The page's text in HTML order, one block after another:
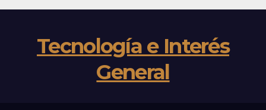
Tecnología e Interés
General